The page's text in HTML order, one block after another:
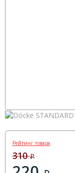
Рейтинг товара
310Р